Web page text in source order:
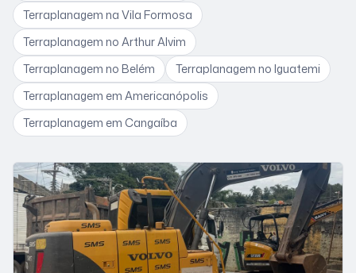
Terraplanagem na Vila Formosa
Terraplanagem no Arthur Alvim
Terraplanagem no Belém Terraplanagem no Iguatemi
Terraplanagem em Americanópolis
Terraplanagem em Cangaíba